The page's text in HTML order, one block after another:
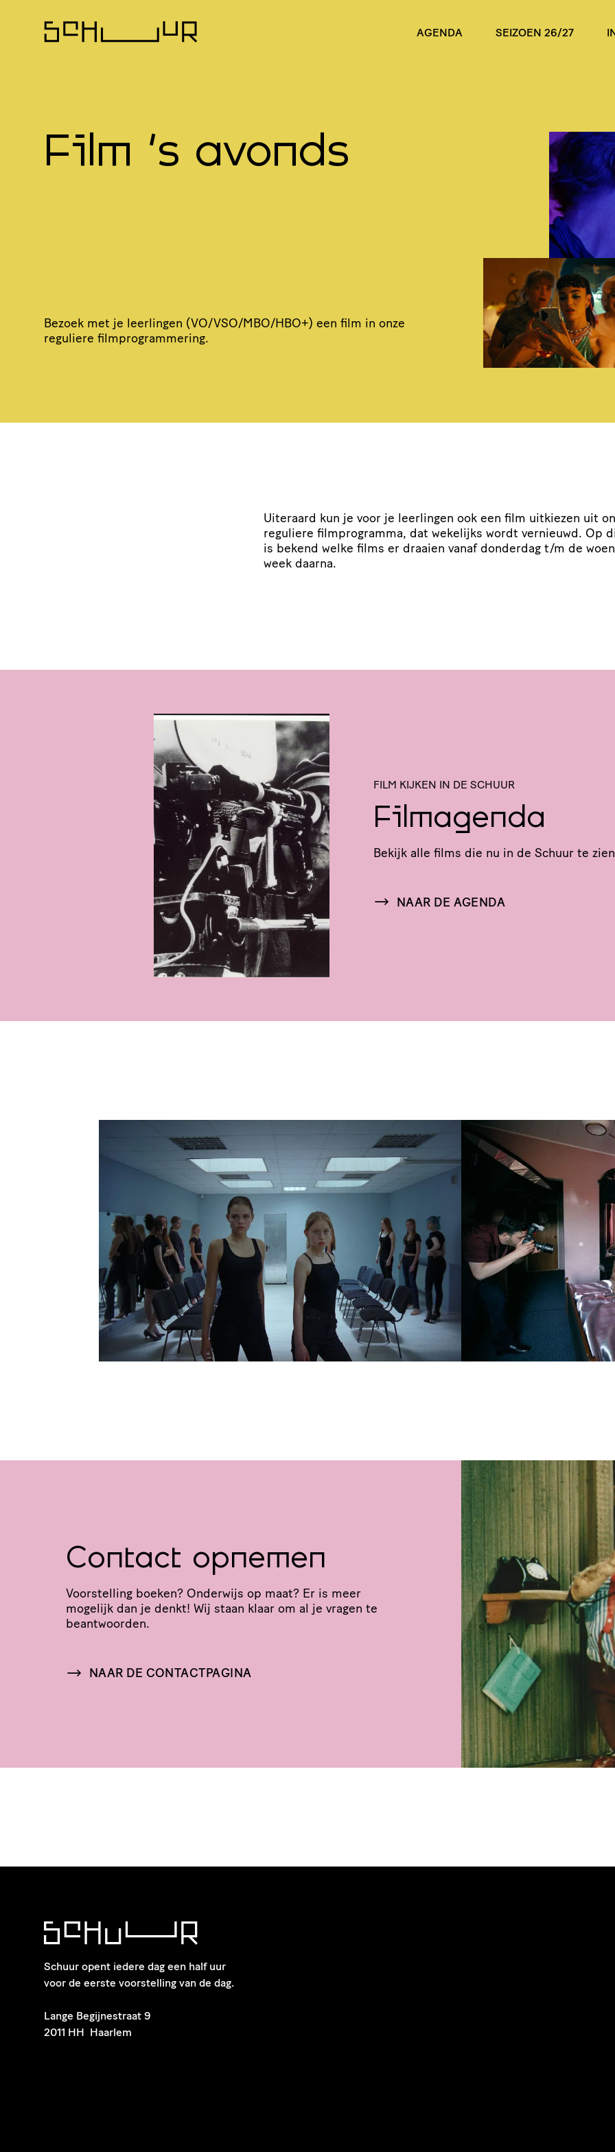
AGENDA SEIZOEN 26/27
Film 's avonds
Bezoek met je leerlingen (VO/VSO/MBO/HBO+) een film in onze
reguliere filmprogrammering.
Uiteraard kun je voor je leerlingen ook een film uitkiezen uit
reguliere film­pro­gramma, dat wekelijks wordt vernieuwd. Op
is bekend welke films er draaien vanaf donderdag t/​m de
week daarna.
FILM KIJKEN IN DE SCHUUR
Filmagenda
Bekijk alle films die nu in de Schuur te
NAAR DE AGENDA
Contact opnemen
Voor­stel­ling boeken? Onderwijs op maat? Er is meer
mogelijk dan je denkt! Wij staan klaar om al je vragen te
beantwoorden.
NAAR DE CONTACTPAGINA
Schuur opent iedere dag een half uur
voor de eerste voorstelling van de dag.
​Lange Begijnestraat 9
2011 HH Haarlem